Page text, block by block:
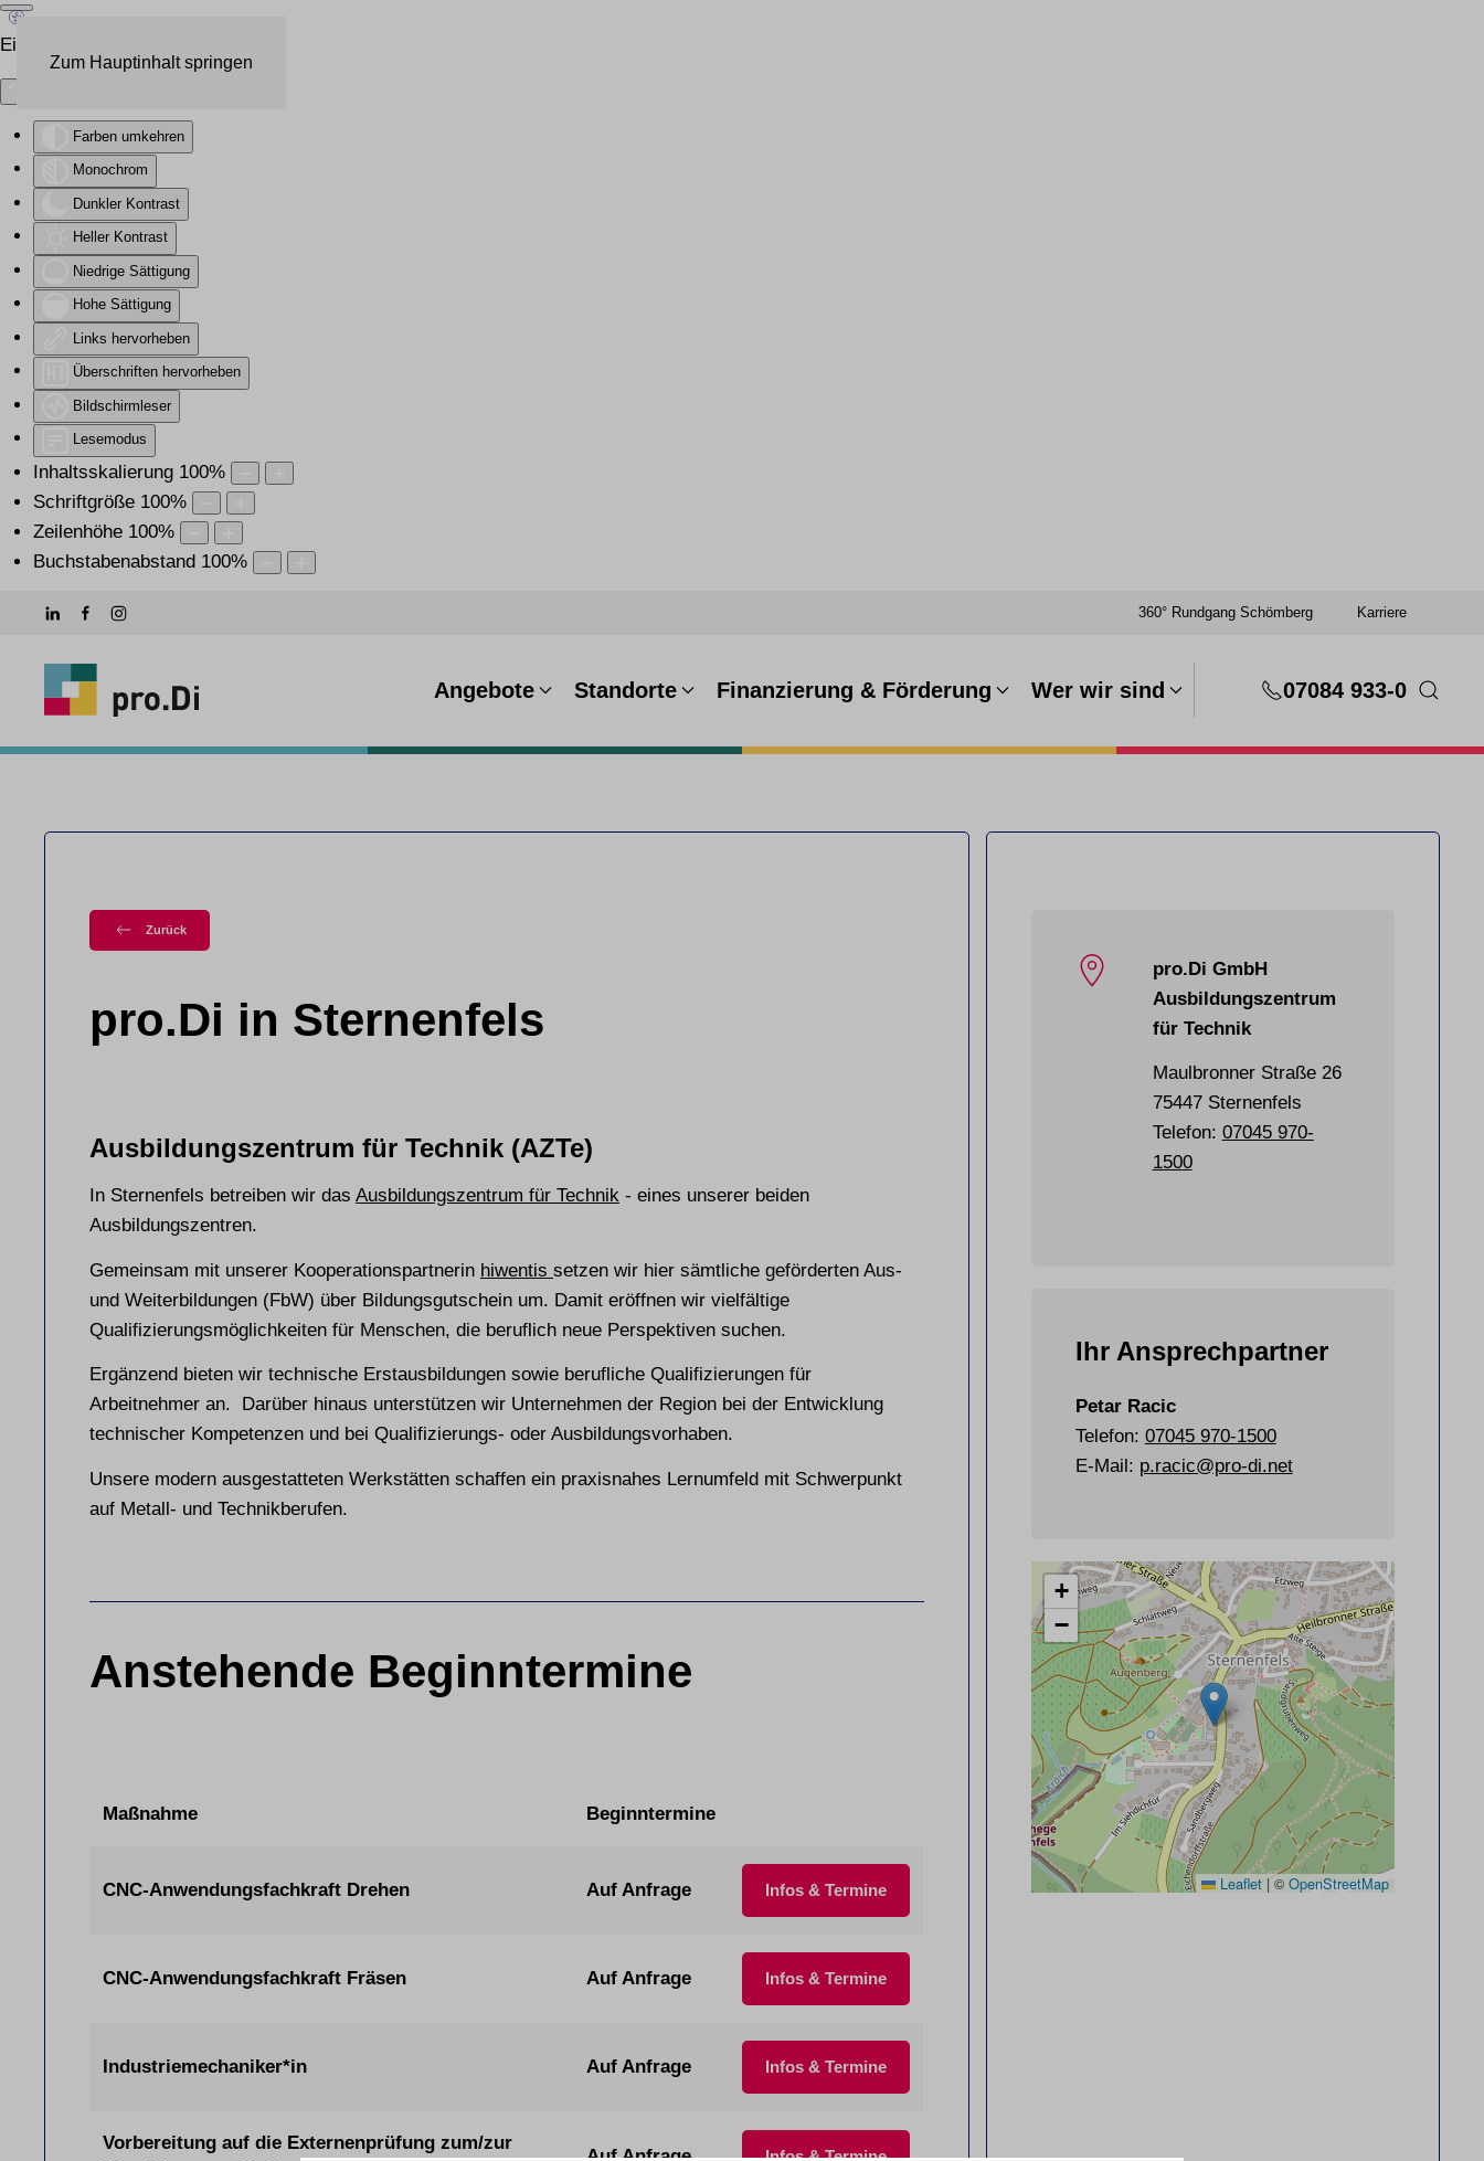
Eingabehilfen öffnen
Farben umkehren
Monochrom
Dunkler Kontrast
Heller Kontrast
Niedrige Sättigung
Hohe Sättigung
Links hervorheben
Überschriften hervorheben
Bildschirmleser
Lesemodus
Inhaltsskalierung 100%
Schriftgröße 100%
Zeilenhöhe 100%
Buchstabenabstand 100%
Zum Hauptinhalt springen
360° Rundgang Schömberg Karriere
Angebote Standorte Finanzierung & Förderung Wer wir sind 07084 933-0
Zurück
pro.Di in Sternenfels
Ausbildungszentrum für Technik (AZTe)
In Sternenfels betreiben wir das Ausbildungszentrum für Technik - eines unserer beiden
Ausbildungszentren.
Gemeinsam mit unserer Kooperationspartnerin hiwentis setzen wir hier sämtliche geförderten Aus-
und Weiterbildungen (FbW) über Bildungsgutschein um. Damit eröffnen wir vielfältige
Qualifizierungsmöglichkeiten für Menschen, die beruflich neue Perspektiven suchen.
Ergänzend bieten wir technische Erstausbildungen sowie berufliche Qualifizierungen für
Arbeitnehmer an. Darüber hinaus unterstützen wir Unternehmen der Region bei der Entwicklung
technischer Kompetenzen und bei Qualifizierungs- oder Ausbildungsvorhaben.
Unsere modern ausgestatteten Werkstätten schaffen ein praxisnahes Lernumfeld mit Schwerpunkt
auf Metall- und Technikberufen.
Anstehende Beginntermine
Maßnahme Beginntermine
CNC-Anwendungsfachkraft Drehen Auf Anfrage Infos & Termine
CNC-Anwendungsfachkraft Fräsen Auf Anfrage Infos & Termine
Industriemechaniker*in Auf Anfrage Infos & Termine
Vorbereitung auf die Externenprüfung zum/zur
Auf Anfrage Infos & Termine
pro.Di GmbH
Ausbildungszentrum
für Technik
Maulbronner Straße 26
75447 Sternenfels
Telefon: 07045 970-
1500
Ihr Ansprechpartner
Petar Racic
Telefon: 07045 970-1500
E-Mail: p.racic@pro-di.net
+
−
Leaflet | ©OpenStreetMap